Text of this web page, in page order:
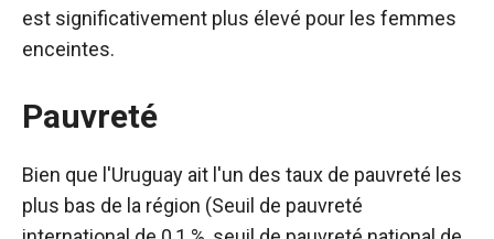
est significativement plus élevé pour les femmes
enceintes.
Pauvreté
Bien que l'Uruguay ait l'un des taux de pauvreté les
plus bas de la région (Seuil de pauvreté